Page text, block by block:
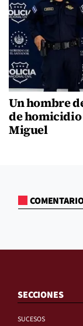
Un hombre
de
Miguel
SECCIONES
SUCESOS